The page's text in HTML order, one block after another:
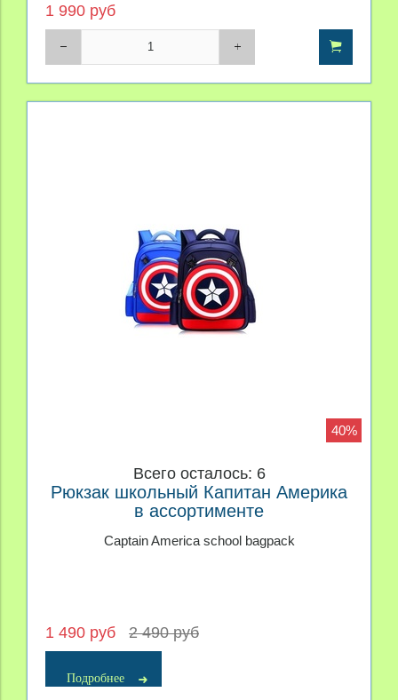
1 990 руб
40%
Всего осталось: 6
Рюкзак школьный Капитан Америка
в ассортименте
Captain America school bagpack
1 490 руб 2 490 руб
Подробнее